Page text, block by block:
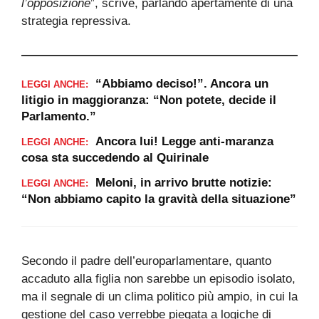
l’opposizione”, scrive, parlando apertamente di una
strategia repressiva.
LEGGI ANCHE:
“Abbiamo deciso!”. Ancora un
litigio in maggioranza: “Non potete, decide il
Parlamento.”
LEGGI ANCHE:
Ancora lui! Legge anti-maranza
cosa sta succedendo al Quirinale
LEGGI ANCHE:
Meloni, in arrivo brutte notizie:
“Non abbiamo capito la gravità della situazione”
Secondo il padre dell’europarlamentare, quanto
accaduto alla figlia non sarebbe un episodio isolato,
ma il segnale di un clima politico più ampio, in cui la
gestione del caso verrebbe piegata a logiche di